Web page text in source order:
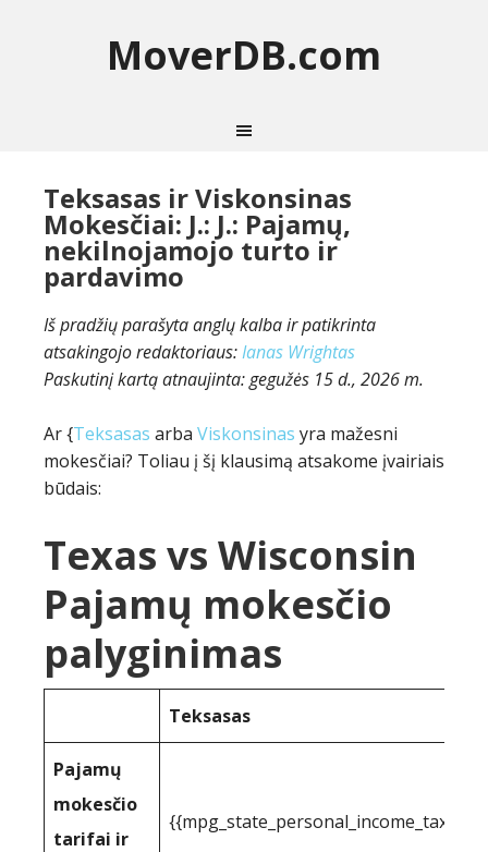
MoverDB.com
Teksasas ir Viskonsinas
Mokesčiai: J.: J.: Pajamų,
nekilnojamojo turto ir
pardavimo
Iš pradžių parašyta anglų kalba ir patikrinta
atsakingojo redaktoriaus:Ianas Wrightas
Paskutinį kartą atnaujinta:gegužės 15 d., 2026 m.
Ar {Teksasas arba Viskonsinas yra mažesni
mokesčiai? Toliau į šį klausimą atsakome įvairiais
būdais:
Texas vs Wisconsin
Pajamų mokesčio
palyginimas
Teksasas
Pajamų
mokesčio
tarifai ir